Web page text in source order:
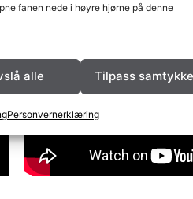
fanen nede i høyre hjørne på denne
alle Tilpass samtykke
Personvernerklæring